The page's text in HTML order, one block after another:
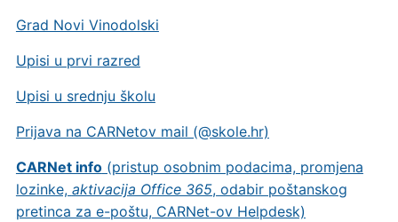
Grad Novi Vinodolski
Upisi u prvi razred
Upisi u srednju školu
Prijava na CARNetov mail (@skole.hr)
CARNet info(pristup osobnim podacima, promjena
lozinke, aktivacija Office 365, odabir poštanskog
pretinca za e-poštu, CARNet-ov Helpdesk)